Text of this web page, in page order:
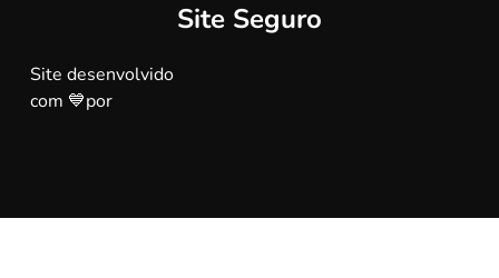
Site Seguro
Site desenvolvido
com 💙por